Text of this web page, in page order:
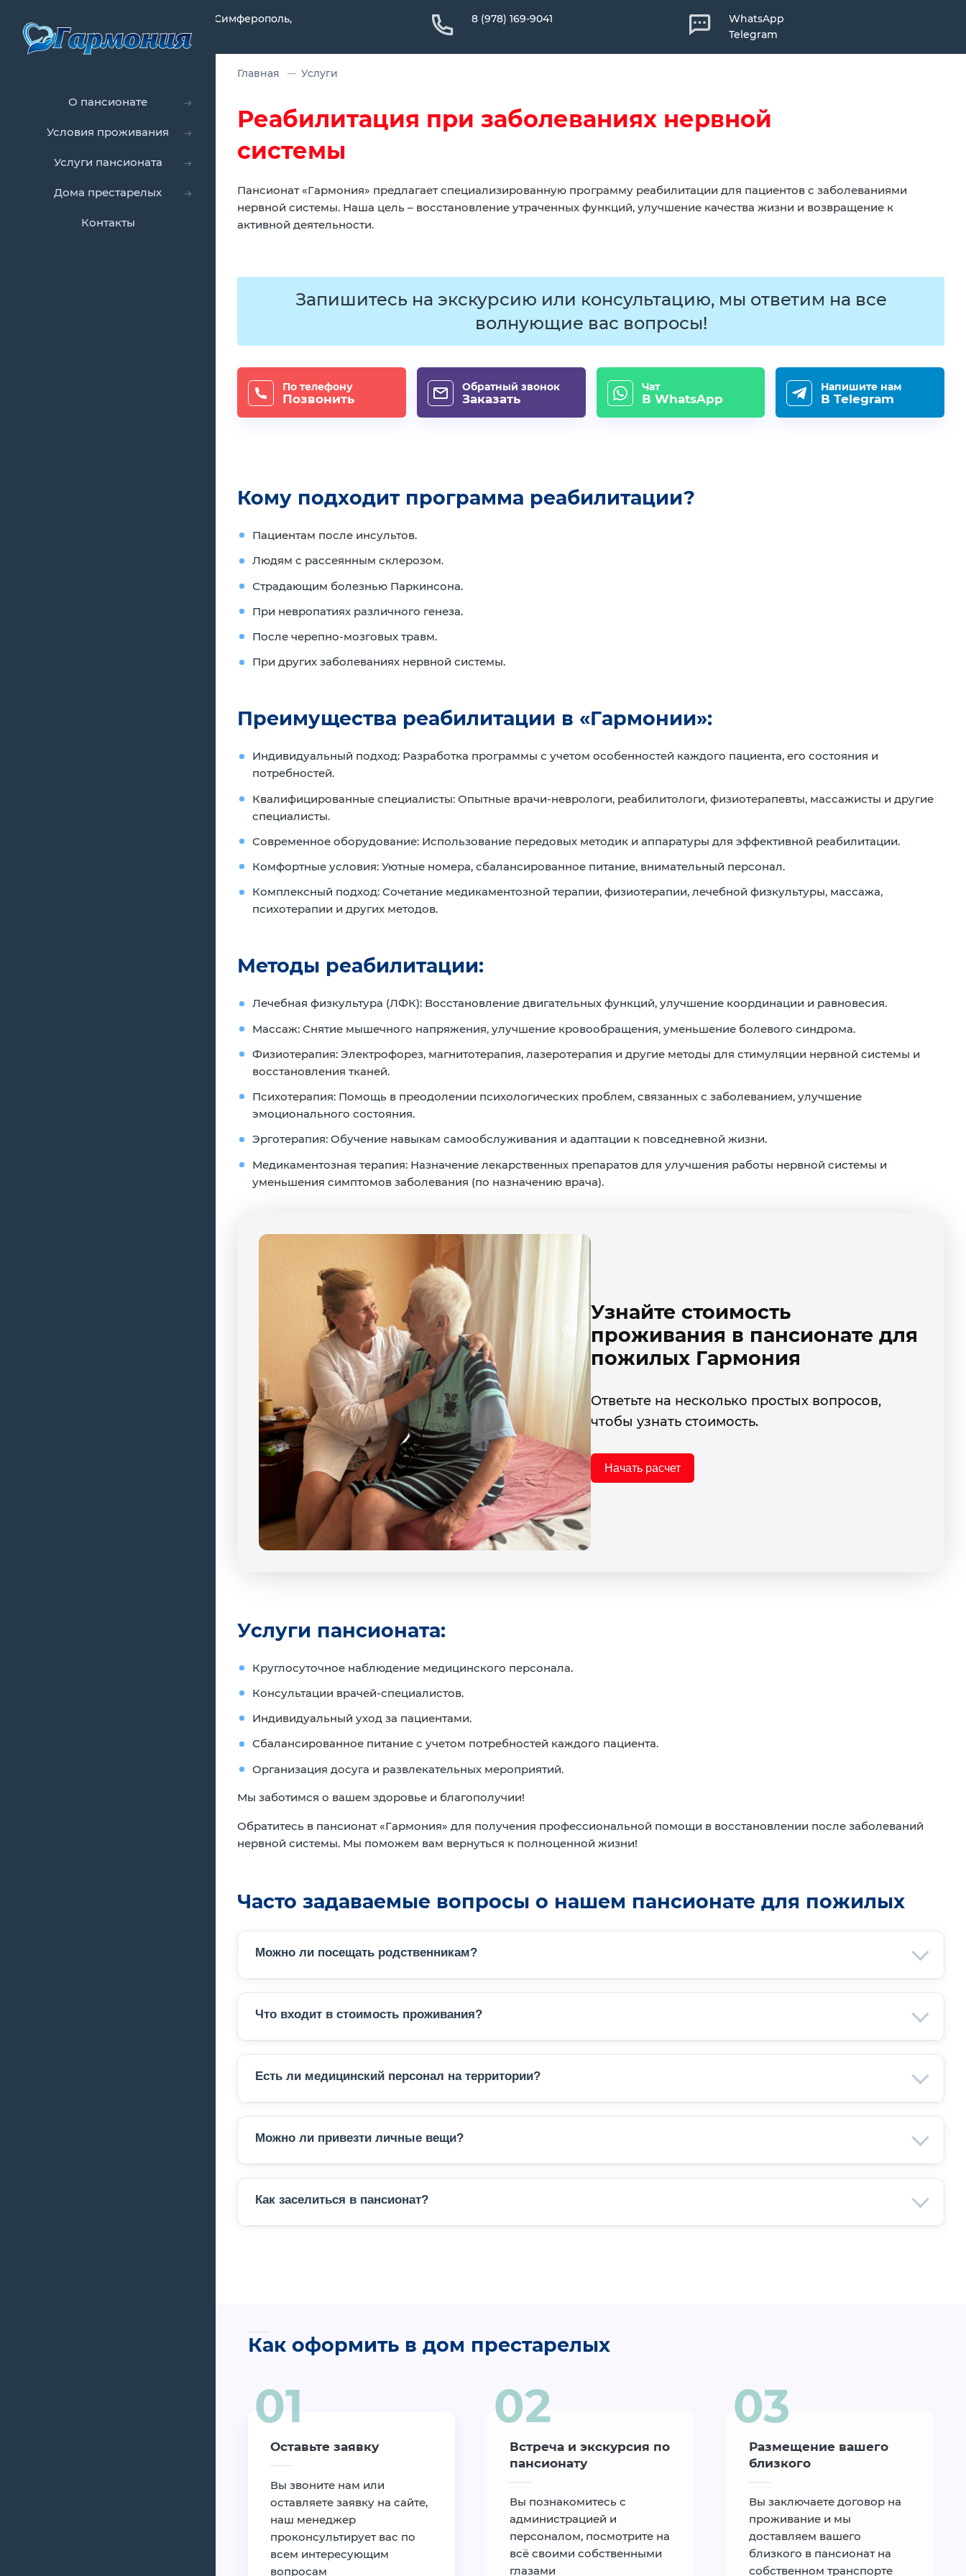
О пансионате
Условия проживания
Услуги пансионата
Дома престарелых
Контакты
Республика Крым, Симферополь, 8 (978) 169-9041
WhatsApp
Telegram
Главная Услуги
Реабилитация при заболеваниях нервной
системы
Пансионат «Гармония» предлагает специализированную программу реабилитации для пациентов с заболеваниями
нервной системы. Наша цель – восстановление утраченных функций, улучшение качества жизни и возвращение к
активной деятельности.
Запишитесь на экскурсию или консультацию, мы ответим на все
волнующие вас вопросы!
По телефону
Позвонить
Обратный звонок
Заказать
Чат
В WhatsApp
Напишите нам
В Telegram
Кому подходит программа реабилитации?
Пациентам после инсультов.
Людям с рассеянным склерозом.
Страдающим болезнью Паркинсона.
При невропатиях различного генеза.
После черепно-мозговых травм.
При других заболеваниях нервной системы.
Преимущества реабилитации в «Гармонии»:
Индивидуальный подход: Разработка программы с учетом особенностей каждого пациента, его состояния и
потребностей.
Квалифицированные специалисты: Опытные врачи-неврологи, реабилитологи, физиотерапевты, массажисты и другие
специалисты.
Современное оборудование: Использование передовых методик и аппаратуры для эффективной реабилитации.
Комфортные условия: Уютные номера, сбалансированное питание, внимательный персонал.
Комплексный подход: Сочетание медикаментозной терапии, физиотерапии, лечебной физкультуры, массажа,
психотерапии и других методов.
Методы реабилитации:
Лечебная физкультура (ЛФК): Восстановление двигательных функций, улучшение координации и равновесия.
Массаж: Снятие мышечного напряжения, улучшение кровообращения, уменьшение болевого синдрома.
Физиотерапия: Электрофорез, магнитотерапия, лазеротерапия и другие методы для стимуляции нервной системы и
восстановления тканей.
Психотерапия: Помощь в преодолении психологических проблем, связанных с заболеванием, улучшение
эмоционального состояния.
Эрготерапия: Обучение навыкам самообслуживания и адаптации к повседневной жизни.
Медикаментозная терапия: Назначение лекарственных препаратов для улучшения работы нервной системы и
уменьшения симптомов заболевания (по назначению врача).
Узнайте стоимость
проживания в пансионате для
пожилых Гармония
Ответьте на несколько простых вопросов,
чтобы узнать стоимость.
Начать расчет
Услуги пансионата:
Круглосуточное наблюдение медицинского персонала.
Консультации врачей-специалистов.
Индивидуальный уход за пациентами.
Сбалансированное питание с учетом потребностей каждого пациента.
Организация досуга и развлекательных мероприятий.
Мы заботимся о вашем здоровье и благополучии!
Обратитесь в пансионат «Гармония» для получения профессиональной помощи в восстановлении после заболеваний
нервной системы. Мы поможем вам вернуться к полноценной жизни!
Часто задаваемые вопросы о нашем пансионате для пожилых
Можно ли посещать родственникам?
Что входит в стоимость проживания?
Есть ли медицинский персонал на территории?
Можно ли привезти личные вещи?
Как заселиться в пансионат?
Как оформить в дом престарелых
Оставьте заявку
Вы звоните нам или
оставляете заявку на сайте,
наш менеджер
проконсультирует вас по
всем интересующим
вопросам
Встреча и экскурсия по
пансионату
Вы познакомитесь с
администрацией и
персоналом, посмотрите на
всё своими собственными
глазами
Размещение вашего
близкого
Вы заключаете договор на
проживание и мы
доставляем вашего
близкого в пансионат на
собственном транспорте